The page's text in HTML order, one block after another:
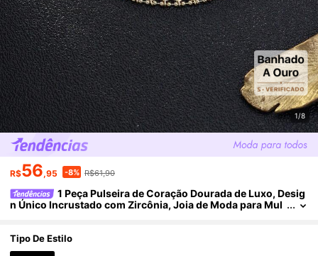
1/8
R$56,95 -8% R$61,90
1 Peça Pulseira de Coração Dourada de Luxo, Desig
n Único Incrustado com Zircônia, Joia de Moda para Mul
Tipo De Estilo